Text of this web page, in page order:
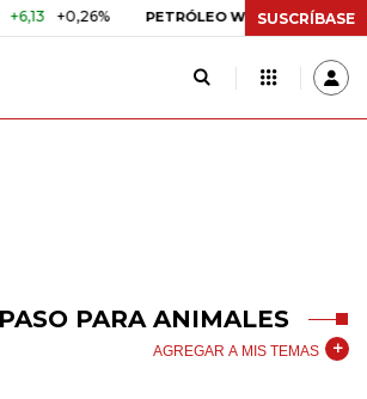
+0,26% PETRÓLEO WTI US$ 78,01 US$
SUSCRÍBASE
PARA ANIMALES
AGREGAR A MIS TEMAS